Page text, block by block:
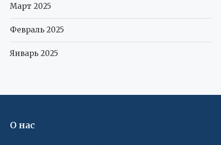
Март 2025
Февраль 2025
Январь 2025
О нас